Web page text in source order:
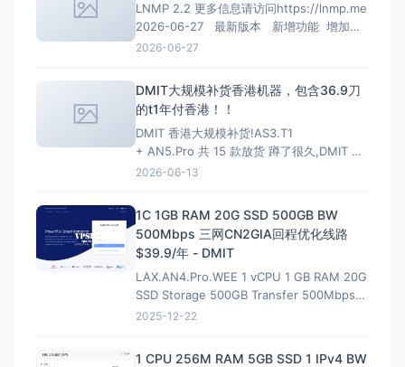
LNMP 2.2 更多信息请访问https://lnmp.me
2026-06-27 最新版本 新增功能 增加
PHP 8.4、PHP 8.5安装、多PHP安装、升级
2026-06-27
DMIT大规模补货香港机器，包含36.9刀
的t1年付香港！！
DMIT 香港大规模补货!AS3.T1
+ AN5.Pro 共 15 款放货 蹲了很久,DMIT 香
港终于一次放出两条线,手快有手慢无(港区一
流量 · 入门 $6.9/月起
2026-06-13
1C 1GB RAM 20G SSD 500GB BW
500Mbps 三网CN2GIA回程优化线路
$39.9/年 - DMIT
LAX.AN4.Pro.WEE 1 vCPU 1 GB RAM 20G
SSD Storage 500GB Transfer 500Mbps
VirtIO Interface 1 IPv4 &amp; 1 IPv6 /64
2025-12-22
1 CPU 256M RAM 5GB SSD 1 IPv4 BW